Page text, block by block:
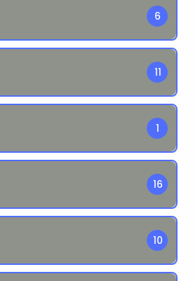
6
11
1
16
10